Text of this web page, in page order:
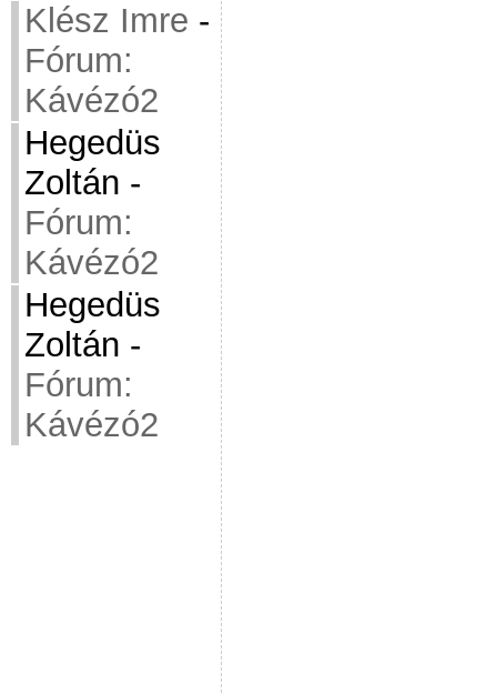
Klész Imre -
Fórum:
Kávézó2
Hegedüs
Zoltán -
Fórum:
Kávézó2
Hegedüs
Zoltán -
Fórum:
Kávézó2